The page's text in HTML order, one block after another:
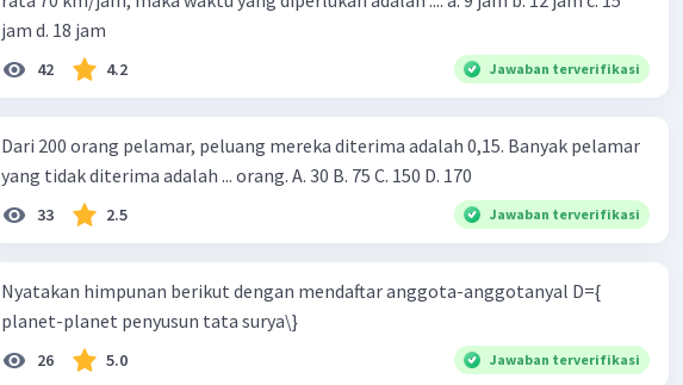
jam d. 18 jam
42 4.2 Jawaban terverifikasi
Dari 200 orang pelamar, peluang mereka diterima adalah 0,15. Banyak pelamar
yang tidak diterima adalah ... orang. A. 30 B. 75 C. 150 D. 170
33 2.5 Jawaban terverifikasi
Nyatakan himpunan berikut dengan mendaftar anggota-anggotanyal D={
planet-planet penyusun tata surya\}
26 5.0 Jawaban terverifikasi